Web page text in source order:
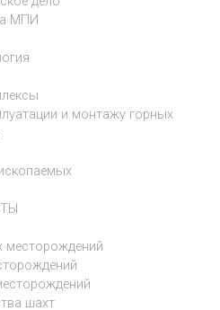
МПИ
и монтажу горных
месторождений
шахт